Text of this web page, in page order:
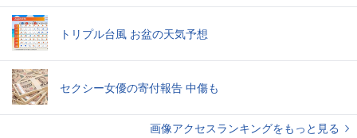
トリプル台風 お盆の天気予想
セクシー女優の寄付報告 中傷も
画像アクセスランキングをもっと見る